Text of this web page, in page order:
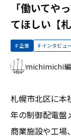
「働いてや
てほしい【
企業 インタビュー
michimichi
札幌市北区に本
年の制御配電盤
商業施設や工場